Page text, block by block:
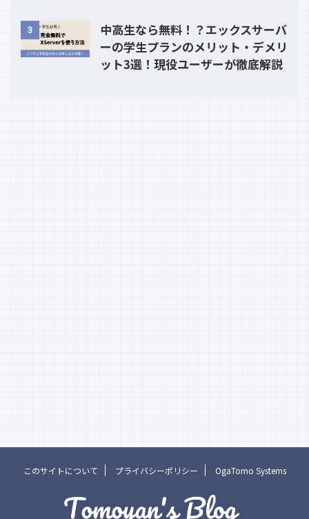
3
中高生なら無料！？エックスサーバ
ーの学生プランのメリット・デメリ
ット3選！現役ユーザーが徹底解説
このサイトについて プライバシーポリシー OgaTomo Systems